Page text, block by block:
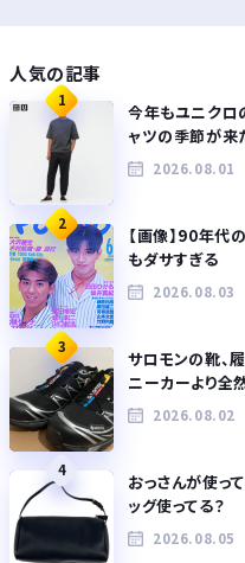
人気の記事
1
今年もユニクロ
ャツの季節が来
2026.08.01
2
【画像】90年代
もダサすぎる
2026.08.03
3
サロモンの靴、
ニーカーより全
2026.08.02
4
おっさんが使っ
ッグ使ってる？
2026.08.05